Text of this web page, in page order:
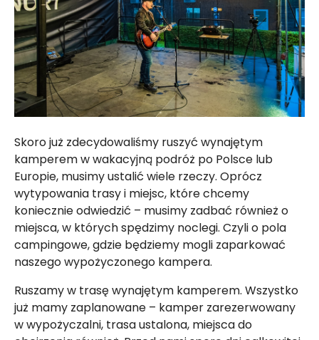
Skoro już zdecydowaliśmy ruszyć wynajętym
kamperem w wakacyjną podróż po Polsce lub
Europie, musimy ustalić wiele rzeczy. Oprócz
wytypowania trasy i miejsc, które chcemy
koniecznie odwiedzić – musimy zadbać również o
miejsca, w których spędzimy noclegi. Czyli o pola
campingowe, gdzie będziemy mogli zaparkować
naszego wypożyczonego kampera.
Ruszamy w trasę wynajętym kamperem. Wszystko
już mamy zaplanowane – kamper zarezerwowany
w wypożyczalni, trasa ustalona, miejsca do